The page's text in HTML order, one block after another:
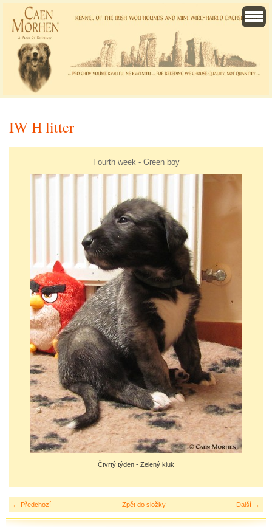
IW H litter
Fourth week - Green boy
Čtvrtý týden - Zelený kluk
← Předchozí Další →
Zpět do složky